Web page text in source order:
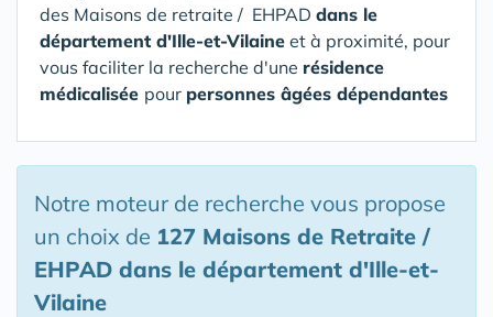
des Maisons de retraite / EHPAD dans le
département d'Ille-et-Vilaine et à proximité, pour
vous faciliter la recherche d'une résidence
médicalisée pour personnes âgées dépendantes
Notre moteur de recherche vous propose
un choix de 127 Maisons de Retraite /
EHPAD dans le département d'Ille-et-
Vilaine